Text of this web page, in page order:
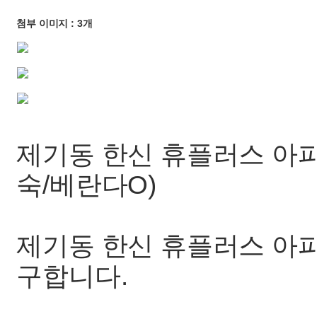
첨부 이미지 : 3개
제기동 한신 휴플러스 아
숙/베란다O)
제기동 한신 휴플러스 아
구합니다.